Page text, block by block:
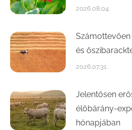
2026.08.04.
és
2026.07.31.
Jelentősen
élőbárány-
hónapjában